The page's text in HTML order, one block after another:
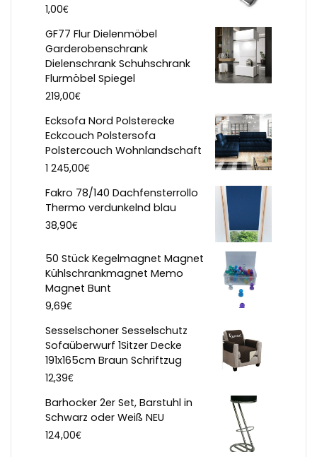
1,00€
GF77 Flur Dielenmöbel
Garderobenschrank
Dielenschrank Schuhschrank
Flurmöbel Spiegel
219,00€
Ecksofa Nord Polsterecke
Eckcouch Polstersofa
Polstercouch Wohnlandschaft
1 245,00€
Fakro 78/140 Dachfensterrollo
Thermo verdunkelnd blau
38,90€
50 Stück Kegelmagnet Magnet
Kühlschrankmagnet Memo
Magnet Bunt
9,69€
Sesselschoner Sesselschutz
Sofaüberwurf 1Sitzer Decke
191x165cm Braun Schriftzug
12,39€
Barhocker 2er Set, Barstuhl in
Schwarz oder Weiß NEU
124,00€